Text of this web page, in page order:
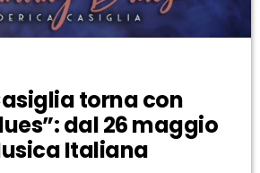
torna con
dal 26 maggio
Italiana